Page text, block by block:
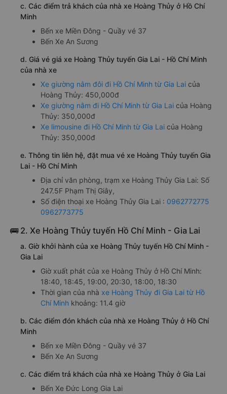
c. Các điểm trả khách của nhà xe Hoàng Thủy ở Hồ Chí
Minh
Bến xe Miền Đông - Quầy vé 37
Bến Xe An Sương
d. Giá vé giá xe Hoàng Thủy tuyến Gia Lai - Hồ Chí Minh
của nhà xe
Xe giường nằm đôi đi Hồ Chí Minh từ Gia Lai của
Hoàng Thủy: 450,000đ
Xe giường nằm đi Hồ Chí Minh từ Gia Lai của Hoàng
Thủy: 350,000đ
Xe limousine đi Hồ Chí Minh từ Gia Lai của Hoàng
Thủy: 350,000đ
e. Thông tin liên hệ, đặt mua vé xe Hoàng Thủy tuyến Gia
Lai - Hồ Chí Minh
Địa chỉ văn phòng, trạm xe Hoàng Thủy Gia Lai: Số
247.5F Phạm Thị Giây,
Số điện thoại xe Hoàng Thủy Gia Lai : 0962772775
0962773775
🚌 2. Xe Hoàng Thủy tuyến Hồ Chí Minh - Gia Lai
a. Giờ khởi hành của xe Hoàng Thủy tuyến Hồ Chí Minh -
Gia Lai
Giờ xuất phát của xe Hoàng Thủy ở Hồ Chí Minh:
18:40, 18:45, 19:00, 20:30, 18:00, 18:30
Thời gian của nhà xe Hoàng Thủy đi Gia Lai từ Hồ
Chí Minh khoảng: 11.4 giờ
b. Các điểm đón khách của nhà xe Hoàng Thủy ở Hồ Chí
Minh
Bến xe Miền Đông - Quầy vé 37
Bến Xe An Sương
c. Các điểm trả khách của nhà xe Hoàng Thủy ở Gia Lai
Bến Xe Đức Long Gia Lai